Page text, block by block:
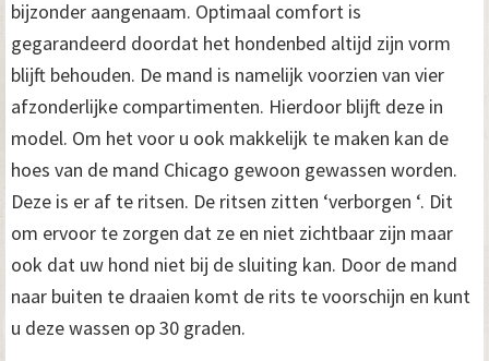
bijzonder aangenaam. Optimaal comfort is
gegarandeerd doordat het hondenbed altijd zijn vorm
blijft behouden. De mand is namelijk voorzien van vier
afzonderlijke compartimenten. Hierdoor blijft deze in
model. Om het voor u ook makkelijk te maken kan de
hoes van de mand Chicago gewoon gewassen worden.
Deze is er af te ritsen. De ritsen zitten ‘verborgen ‘. Dit
om ervoor te zorgen dat ze en niet zichtbaar zijn maar
ook dat uw hond niet bij de sluiting kan. Door de mand
naar buiten te draaien komt de rits te voorschijn en kunt
u deze wassen op 30 graden.